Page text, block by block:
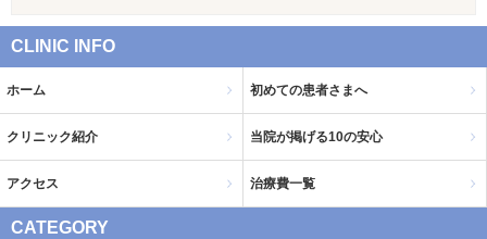
CLINIC INFO
ホーム 初めての患者さまへ
クリニック紹介 当院が掲げる10の安心
アクセス 治療費一覧
CATEGORY